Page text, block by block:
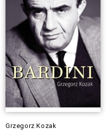
Grzegorz Kozak